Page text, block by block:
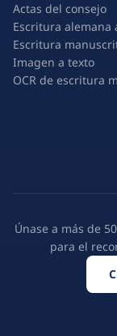
Actas del consejo
Escritura alemana
Escritura
Imagen a texto
OCR de escritura
Únase a más de
para el